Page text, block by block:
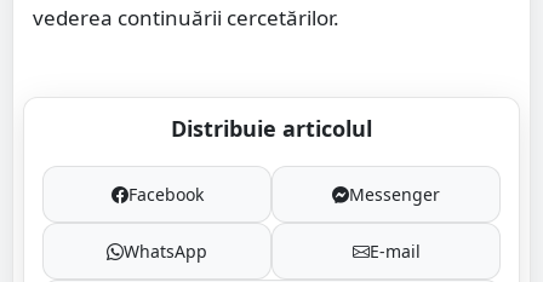
vederea continuării cercetărilor.
Distribuie articolul
Facebook Messenger
WhatsApp E-mail